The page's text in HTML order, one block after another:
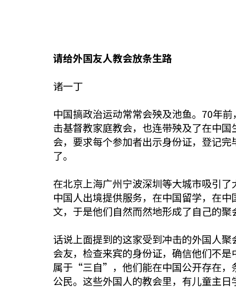
请给外国友人教会放条生路
诸一丁
中国搞政治运动常常会殃及池鱼。70年
击基督教家庭教会，也连带殃及了在中
会，要求每个参加者出示身份证，登记
了。
在北京上海广州宁波深圳等大城市吸引
中国人出境提供服务，在中国留学，在
文，于是他们自然而然地形成了自己的聚
话说上面提到的这家受到冲击的外国人
会友，检查来宾的身份证，确信他们不
属于“三自”，他们能在中国公开存在，
公民。这些外国人的教会里，有儿童主日